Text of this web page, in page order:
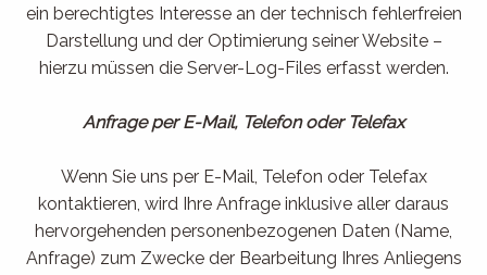
ein berechtigtes Interesse an der technisch fehlerfreien
Darstellung und der Optimierung seiner Website –
hierzu müssen die Server-Log-Files erfasst werden.
Anfrage per E-Mail, Telefon oder Telefax
Wenn Sie uns per E-Mail, Telefon oder Telefax
kontaktieren, wird Ihre Anfrage inklusive aller daraus
hervorgehenden personenbezogenen Daten (Name,
Anfrage) zum Zwecke der Bearbeitung Ihres Anliegens